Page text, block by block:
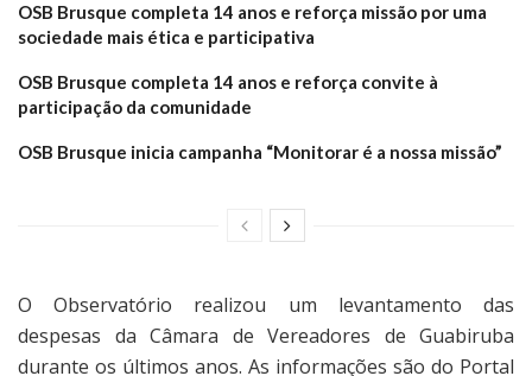
OSB Brusque completa 14 anos e reforça missão por uma
sociedade mais ética e participativa
OSB Brusque completa 14 anos e reforça convite à
participação da comunidade
OSB Brusque inicia campanha “Monitorar é a nossa missão”
O Observatório realizou um levantamento das
despesas da Câmara de Vereadores de Guabiruba
durante os últimos anos. As informações são do Portal